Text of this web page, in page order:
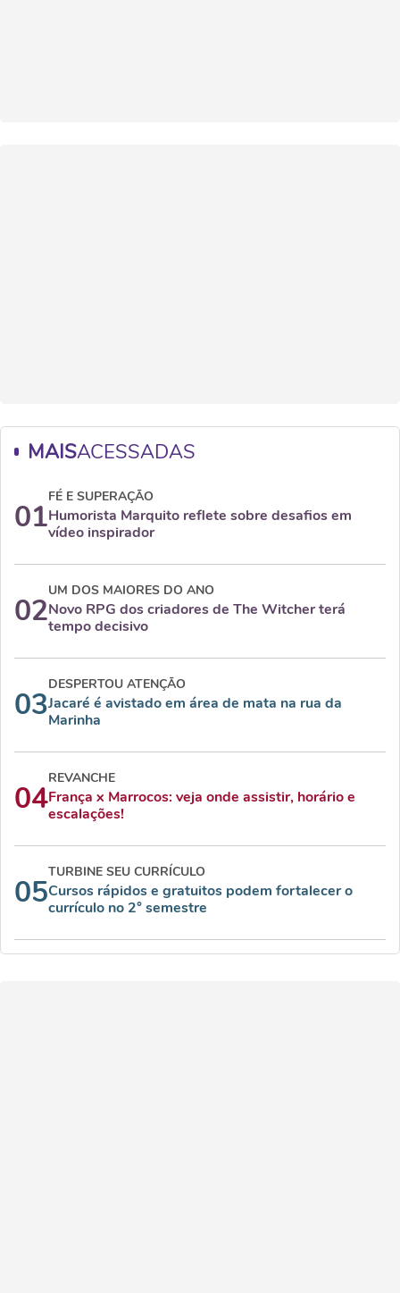
MAISACESSADAS
01
FÉ E SUPERAÇÃO
Humorista Marquito reflete sobre desafios em
vídeo inspirador
02
UM DOS MAIORES DO ANO
Novo RPG dos criadores de The Witcher terá
tempo decisivo
03
DESPERTOU ATENÇÃO
Jacaré é avistado em área de mata na rua da
Marinha
04
REVANCHE
França x Marrocos: veja onde assistir, horário e
escalações!
05
TURBINE SEU CURRÍCULO
Cursos rápidos e gratuitos podem fortalecer o
currículo no 2° semestre